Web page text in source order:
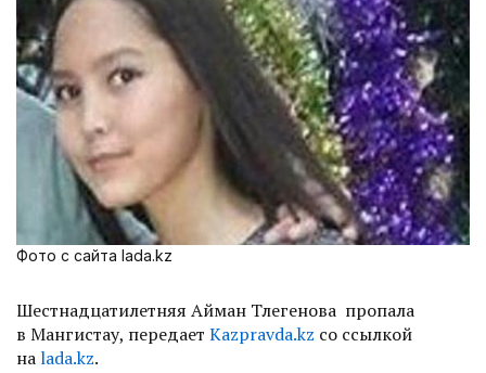
Фото с сайта lada.kz
Шестнадцатилетняя Айман Тлегенова пропала
в Мангистау, передает Kazpravda.kz со ссылкой
наlada.kz.